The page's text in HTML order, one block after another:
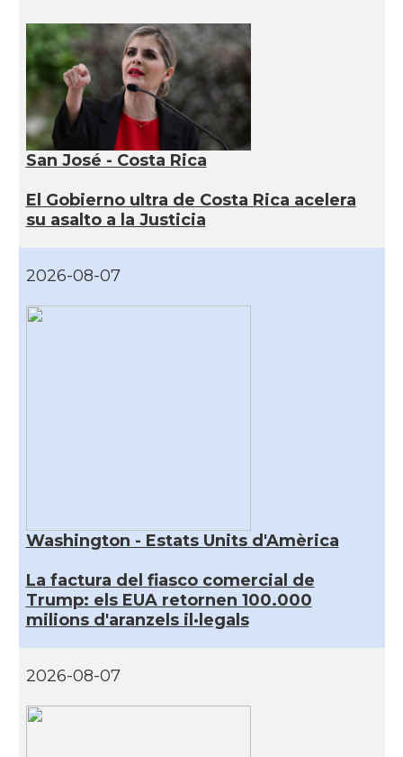
San José - Costa Rica
El Gobierno ultra de Costa Rica acelera
su asalto a la Justicia
2026-08-07
Washington - Estats Units d'Amèrica
La factura del fiasco comercial de
Trump: els EUA retornen 100.000
milions d'aranzels il·legals
2026-08-07